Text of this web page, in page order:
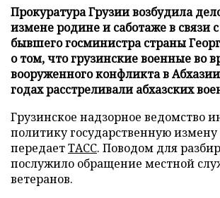
Прокуратура Грузии возбудила
измене родине и саботаже в связи
бывшего госминистра страны
о том, что грузинские военные во
вооруженного конфликта в Абхазии
годах расстреливали абхазских
Грузинское надзорное ведомство
политику государственную измену
передаетТАСС. Поводом для
послужило обращение местной
ветеранов.